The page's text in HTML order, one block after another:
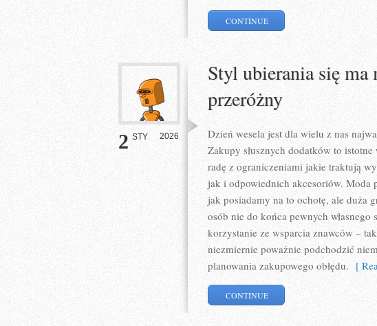
CONTINUE
2 STY 2026
Styl ubierania się
przeróżny
Dzień wesela jest dla wielu z nas
Zakupy słusznych dodatków to
radę z ograniczeniami jakie traktują
jak i odpowiednich akcesoriów. Moda
jak posiadamy na to ochotę, ale duża
osób nie do końca pewnych
korzystanie ze wsparcia znawców –
niezmiernie poważnie podchodzić
planowania zakupowego obłędu. [
CONTINUE